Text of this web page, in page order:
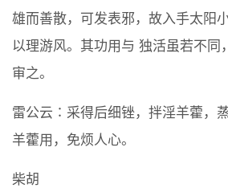
雄而善散，可发表邪，故入手太阳
以理游风。其功用与 独活虽若不同
审之。
雷公云∶采得后细锉，拌淫羊藿，
羊藿用，免烦人心。
柴胡